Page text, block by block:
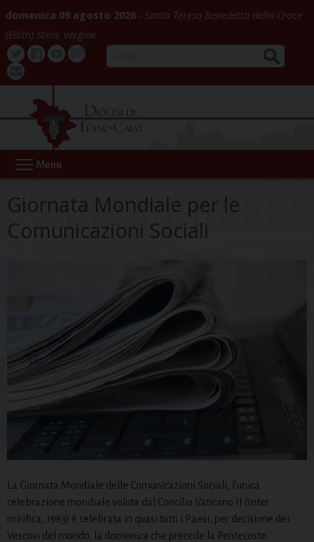
content
domenica 09 agosto 2026
Santa Teresa Benedetta della Croce
(Edith) Stein, vergine
Twitter
Buona
webmail
Menu
Giornata Mondiale per le
Comunicazioni Sociali
La Giornata Mondiale delle Comunicazioni Sociali, l’unica
celebrazione mondiale voluta dal Concilio Vaticano II (Inter
mirifica, 1963) è celebrata in quasi tutti i Paesi, per decisione dei
Vescovi del mondo, la domenica che precede la Pentecoste.